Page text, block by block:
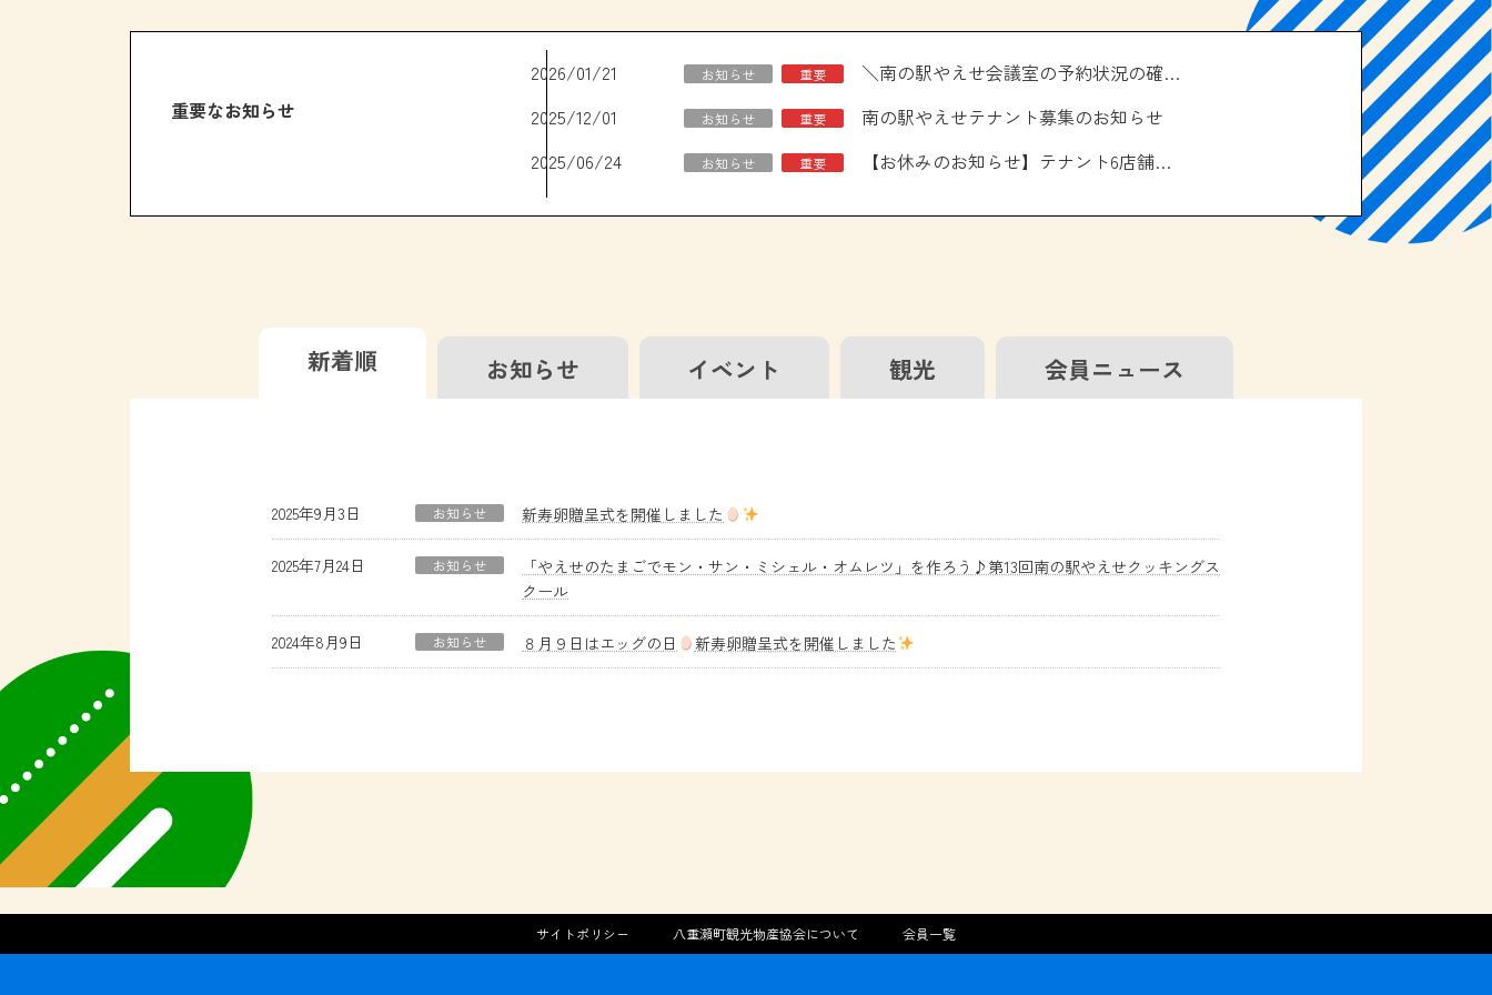
重要なお知らせ
2026/01/21 お知らせ 重要
＼南の駅やえせ会議室の予約状況の確認はこちら！／
2025/12/01
お知らせ 重要
南の駅やえせテナント募集のお知らせ
2025/06/24
お知らせ 重要 【お休みのお知らせ】テナント6店舗、エアコン取り換え工事について
新着順 お知らせ イベント 観光 会員ニュース
2025年9月3日 お知らせ 新寿卵贈呈式を開催しました
2025年7月24日 お知らせ
「やえせのたまごでモン・サン・ミシェル・オムレツ」を作ろう♪第13回南の駅やえせクッキングス
クール
2024年8月9日 お知らせ ８月９日はエッグの日 新寿卵贈呈式を開催しました
サイトポリシー 八重瀬町観光物産協会について 会員一覧